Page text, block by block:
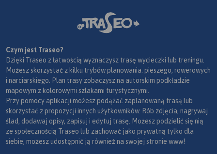
Czym jest Traseo?
Dzięki Traseo z łatwością wyznaczysz trasę wycieczki lub treningu.
Możesz skorzystać z kilku trybów planowania: pieszego, rowerowych
i narciarskiego. Plan trasy zobaczysz na autorskim podkładzie
mapowym z kolorowymi szlakami turystycznymi.
Przy pomocy aplikacji możesz podążać zaplanowaną trasą lub
skorzystać z propozycji innych użytkowników. Rób zdjęcia, nagrywaj
ślad, dodawaj opisy, zapisuj i edytuj trasę. Możesz podzielić się nią
ze społecznością Traseo lub zachować jako prywatną tylko dla
siebie, możesz udostępnić ją również na swojej stronie www!